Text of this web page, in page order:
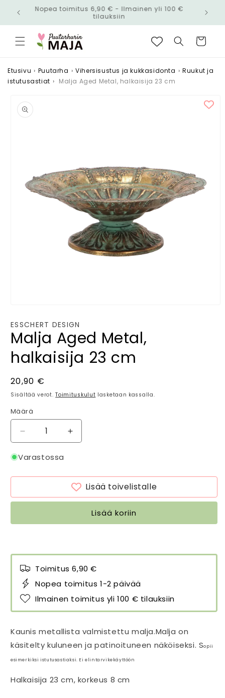
siirry
Nopea toimitus 6,90 € - Ilmainen yli 100 €
tilauksiin
Ostoskori
Etusivu › Puutarha › Vihersisustus ja kukkasidonta › Ruukut ja
istutusastiat › Malja Aged Metal, halkaisija 23 cm
tuotetietoihin
1
modaalisessa
ikkunassa
ESSCHERT DESIGN
Malja Aged Metal,
halkaisija 23 cm
Normaalihinta
20,90 €
Sisältää verot.Toimituskulut lasketaan kassalla.
Määrä
Määrä
Vähennä
tuotteen
Malja
Metal,
23
Lisää
tuotteen
Metal,
halkaisija
23
Varastossa
Lisää toivelistalle
Lisää koriin
Toimitus 6,90 €
Nopea toimitus 1-2 päivää
Ilmainen toimitus yli 100 € tilauksiin
Kaunis metallista valmistettu malja.Malja on
käsitelty kuluneen ja patinoituneen näköiseksi. Sopii
esimerkiksi istutusastiaksi. Ei elintarvikekäyttöön
Halkaisija 23 cm, korkeus 8 cm